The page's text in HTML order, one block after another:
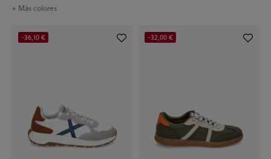
+ Más colores
-36,10 € -32,00 €